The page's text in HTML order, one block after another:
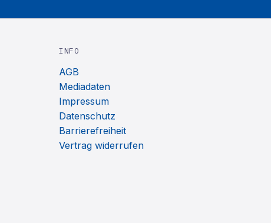
INFO
AGB
Mediadaten
Impressum
Datenschutz
Barrierefreiheit
Vertrag widerrufen